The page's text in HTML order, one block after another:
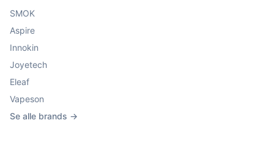
SMOK
Aspire
Innokin
Joyetech
Eleaf
Vapeson
Se alle brands →